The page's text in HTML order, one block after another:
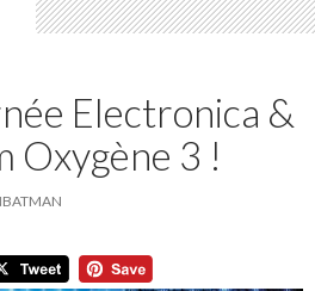
Electronica &
Oxygène 3 !